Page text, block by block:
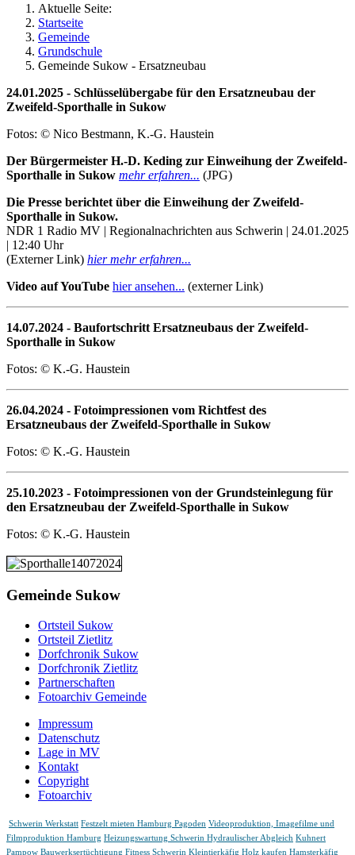
Aktuelle Seite:
Startseite
Gemeinde
Grundschule
Gemeinde Sukow - Ersatzneubau
24.01.2025 - Schlüsselübergabe für den Ersatzneubau der
Zweifeld-Sporthalle in Sukow
Fotos: © Nico Bestmann, K.-G. Haustein
Der Bürgermeister H.-D. Keding zur Einweihung der Zweifeld-
Sporthalle in Sukow mehr erfahren... (JPG)
Die Presse berichtet über die Einweihung der Zweifeld-
Sporthalle in Sukow.
NDR 1 Radio MV | Regionalnachrichten aus Schwerin | 24.01.2025
| 12:40 Uhr
(Externer Link) hier mehr erfahren...
Video auf YouTube hier ansehen... (externer Link)
14.07.2024 - Baufortschritt Ersatzneubaus der Zweifeld-
Sporthalle in Sukow
Fotos: © K.-G. Haustein
26.04.2024 - Fotoimpressionen vom Richtfest des
Ersatzneubaus der Zweifeld-Sporthalle in Sukow
Fotos: © K.-G. Haustein
25.10.2023 - Fotoimpressionen von der Grundsteinlegung für
den Ersatzneubau der Zweifeld-Sporthalle in Sukow
Fotos: © K.-G. Haustein
Gemeinde Sukow
Ortsteil Sukow
Ortsteil Zietlitz
Dorfchronik Sukow
Dorfchronik Zietlitz
Partnerschaften
Fotoarchiv Gemeinde
Impressum
Datenschutz
Lage in MV
Kontakt
Copyright
Fotoarchiv
Schwerin Werkstatt Festzelt mieten Hamburg Pagoden Videoproduktion, Imagefilme und
Filmproduktion Hamburg Heizungswartung Schwerin Hydraulischer Abgleich Kuhnert
Pampow Bauwerksertüchtigung Fitness Schwerin Kleintierkäfig Holz kaufen Hamsterkäfig